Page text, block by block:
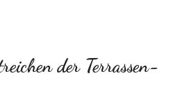
der Terrassen-